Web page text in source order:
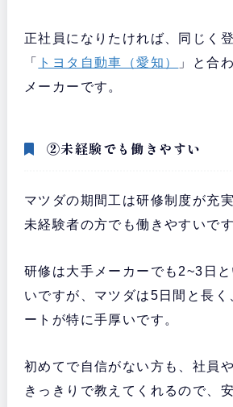
正社員になりたければ、同じく
「
トヨタ自動車（愛知）
」と合
メーカーです。
②未経験でも働きやすい
マツダの期間工は研修制度が充
未経験者の方でも働きやすいです
研修は大手メーカーでも2~3日
いですが、マツダは5日間と長く
ートが特に手厚いです。
初めてで自信がない方も、社員
きっきりで教えてくれるので、